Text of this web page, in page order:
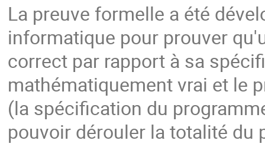
La preuve formelle a été
informatique pour prouver
correct par rapport à sa
mathématiquement vrai et le
(la spécification du
pouvoir dérouler la totalité du